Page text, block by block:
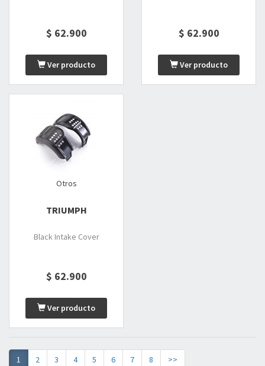
$ 62.900
Ver producto
$ 62.900
Ver producto
Otros
TRIUMPH
Black Intake Cover
$ 62.900
Ver producto
1 2 3 4 5 6 7 8 >>